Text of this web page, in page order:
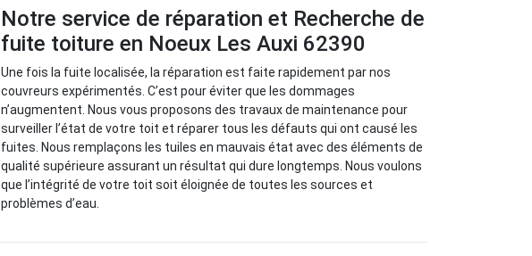
Notre service de réparation et Recherche de
fuite toiture en Noeux Les Auxi 62390
Une fois la fuite localisée, la réparation est faite rapidement par nos
couvreurs expérimentés. C’est pour éviter que les dommages
n’augmentent. Nous vous proposons des travaux de maintenance pour
surveiller l’état de votre toit et réparer tous les défauts qui ont causé les
fuites. Nous remplaçons les tuiles en mauvais état avec des éléments de
qualité supérieure assurant un résultat qui dure longtemps. Nous voulons
que l’intégrité de votre toit soit éloignée de toutes les sources et
problèmes d’eau.